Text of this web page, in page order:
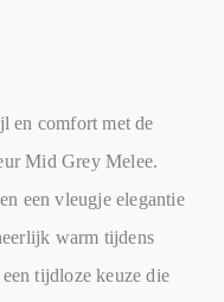
en comfort met de
Mid Grey Melee.
een vleugje elegantie
warm tijdens
tijdloze keuze die